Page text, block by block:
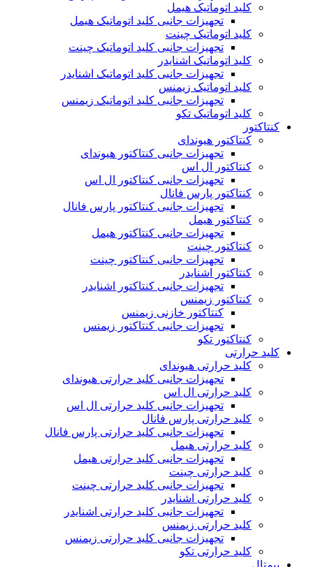
کلید اتوماتیک هیمل
تجهیزات جانبی کلید اتوماتیک هیمل
کلید اتوماتیک چینت
تجهیزات جانبی کلید اتوماتیک چینت
کلید اتوماتیک اشنایدر
تجهیزات جانبی کلید اتوماتیک اشنایدر
کلید اتوماتیک زیمنس
تجهیزات جانبی کلید اتوماتیک زیمنس
کلید اتوماتیک تکو
کنتاکتور
کنتاکتور هیوندای
تجهیزات جانبی کنتاکتور هیوندای
کنتاکتور ال اس
تجهیزات جانبی کنتاکتور ال اس
کنتاکتور پارس فانال
تجهیزات جانبی کنتاکتور پارس فانال
کنتاکتور هیمل
تجهیزات جانبی کنتاکتور هیمل
کنتاکتور چینت
تجهیزات جانبی کنتاکتور چینت
کنتاکتور اشنایدر
تجهیزات جانبی کنتاکتور اشنایدر
کنتاکتور زیمنس
کنتاکتور خازنی زیمنس
تجهیزات جانبی کنتاکتور زیمنس
کنتاکتور تکو
کلید حرارتی
کلید حرارتی هیوندای
تجهیزات جانبی کلید حرارتی هیوندای
کلید حرارتی ال اس
تجهیزات جانبی کلید حرارتی ال اس
کلید حرارتی پارس فانال
تجهیزات جانبی کلید حرارتی پارس فانال
کلید حرارتی هیمل
تجهیزات جانبی کلید حرارتی هیمل
کلید حرارتی چینت
تجهیزات جانبی کلید حرارتی چینت
کلید حرارتی اشنایدر
تجهیزات جانبی کلید حرارتی اشنایدر
کلید حرارتی زیمنس
تجهیزات جانبی کلید حرارتی زیمنس
کلید حرارتی تکو
بیمتال